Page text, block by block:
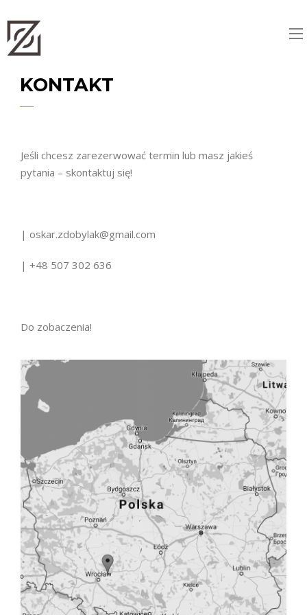
KONTAKT
Jeśli chcesz zarezerwować termin lub masz jakieś
pytania – skontaktuj się!
| oskar.zdobylak@gmail.com
| +48 507 302 636
Do zobaczenia!